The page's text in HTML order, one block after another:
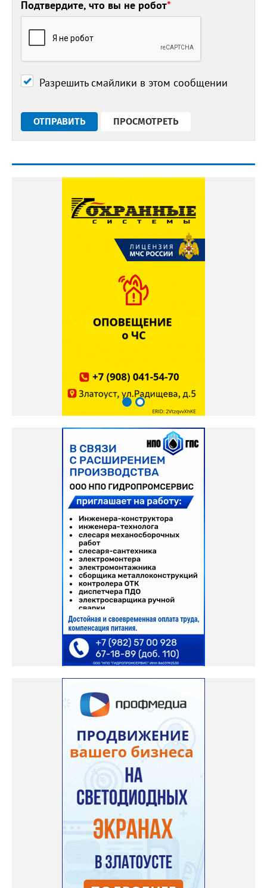
Подтвердите, что вы не робот*
Разрешить смайлики в этом сообщении